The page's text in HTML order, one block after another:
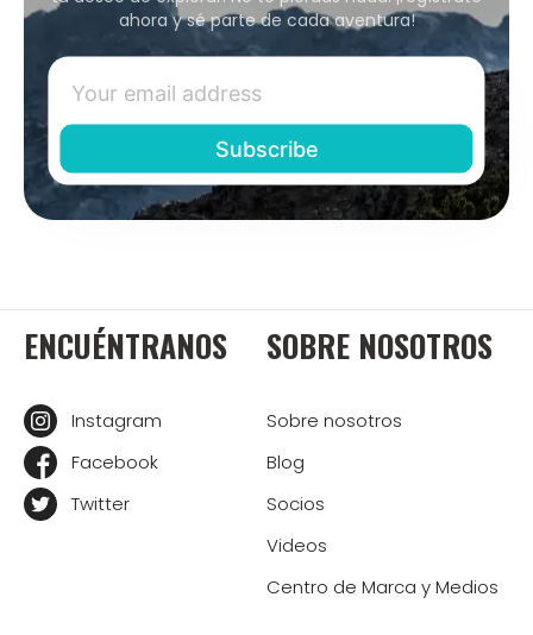
ahora y sé parte de cada aventura!
ENCUÉNTRANOS
Instagram
Facebook
Twitter
SOBRE NOSOTROS
Sobre nosotros
Blog
Socios
Videos
Centro de Marca y Medios